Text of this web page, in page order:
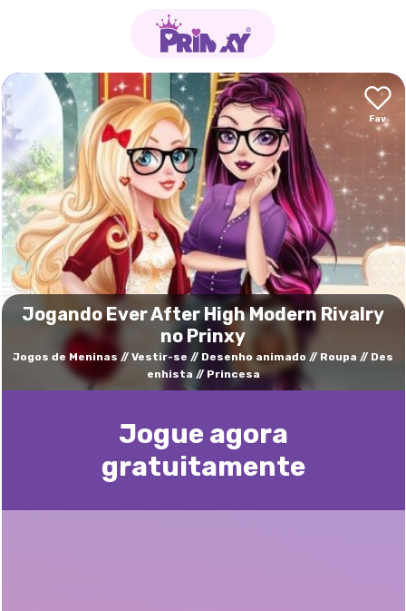
Jogando Ever After High Modern Rivalry
no Prinxy
Jogos de Meninas Vestir-se Desenho animado Roupa
Des
enhista
Princesa
Jogue agora
gratuitamente